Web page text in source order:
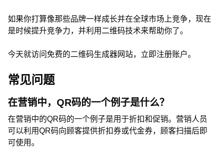
如果你打算像那些品牌一样成长并在全球市场上竞争，现在
是时候提升竞争力，并利用二维码技术来帮助你了。
今天就访问免费的二维码生成器网站，立即注册账户。
常见问题
在营销中，QR码的一个例子是什么？
在营销中的QR码的一个例子是用于折扣和促销。营销人员
可以利用QR码向顾客提供折扣券或代金券，顾客扫描后即
可使用。